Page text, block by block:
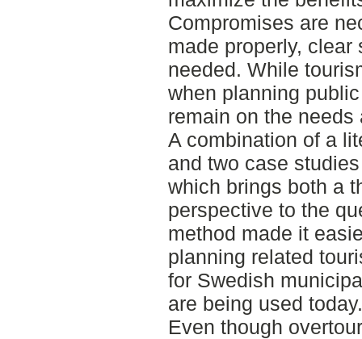
Compromises are
made properly,
needed. While
when planning
remain on the
A combination of a
and two case
which brings both a
perspective to the
method made it
planning related
for Swedish
are being used today.
Even though